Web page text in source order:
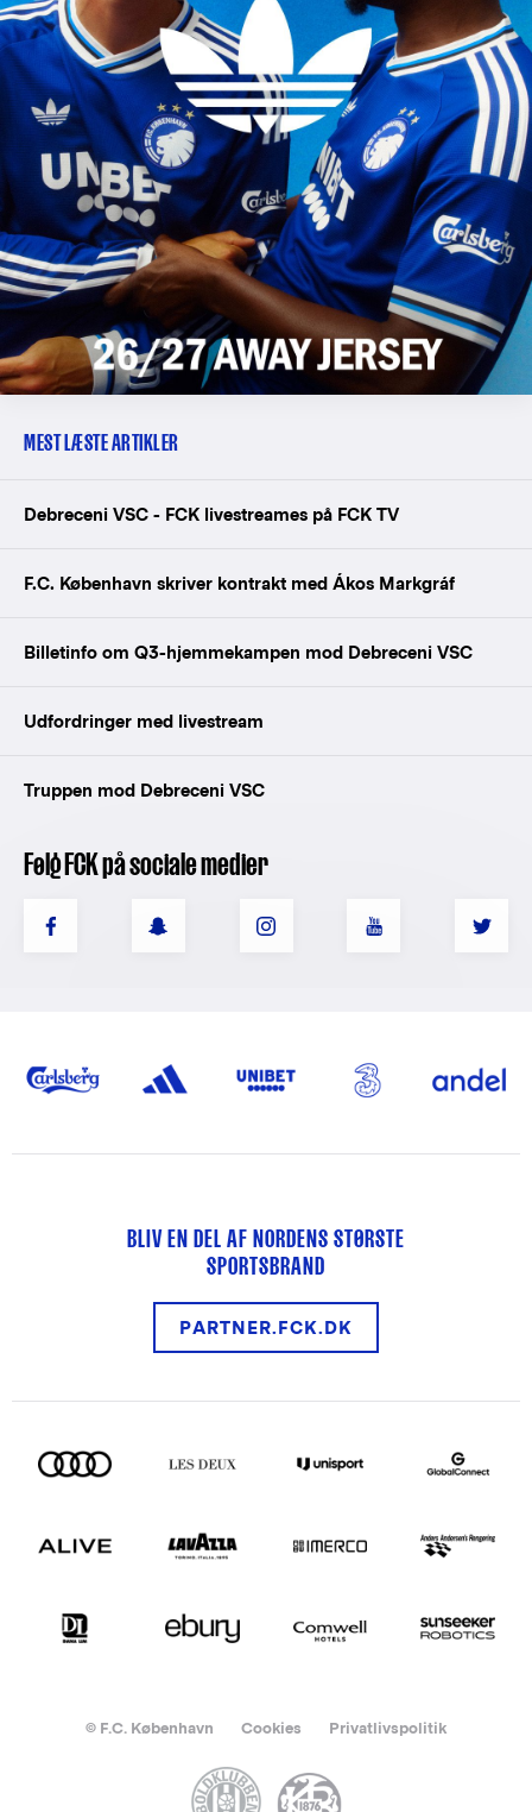
MEST LÆSTE ARTIKLER
Debreceni VSC - FCK livestreames på FCK TV
F.C. København skriver kontrakt med Ákos Markgráf
Billetinfo om Q3-hjemmekampen mod Debreceni VSC
Udfordringer med livestream
Truppen mod Debreceni VSC
Følg FCK på sociale medier
BLIV EN DEL AF NORDENS STØRSTE
SPORTSBRAND
PARTNER.FCK.DK
© F.C. København Cookies Privatlivspolitik